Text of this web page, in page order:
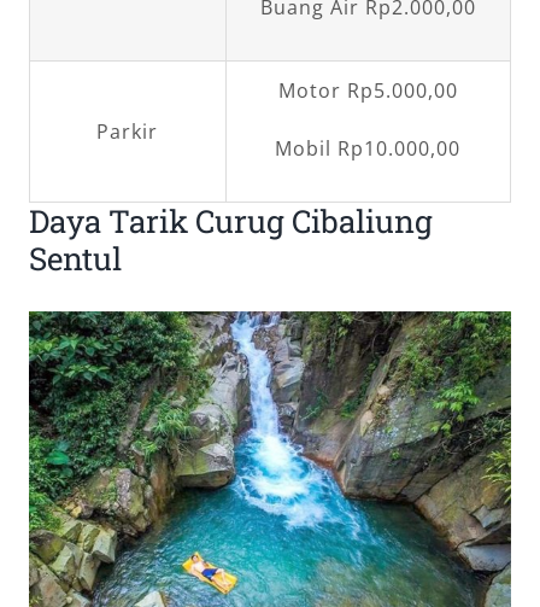
Buang Air Rp2.000,00
Parkir
Motor Rp5.000,00
Mobil Rp10.000,00
Daya Tarik Curug Cibaliung
Sentul